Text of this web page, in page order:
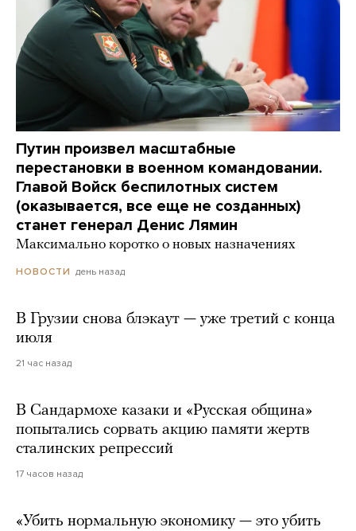
Путин произвел масштабные
перестановки в военном командовании.
Главой Войск беспилотных систем
(оказывается, все еще не созданных)
станет генерал Денис Лямин
Максимально коротко о новых назначениях
НОВОСТИ день назад
В Грузии снова блэкаут — уже третий с конца
июля
21 час назад
В Сандармохе казаки и «Русская община»
попытались сорвать акцию памяти жертв
сталинских репрессий
17 часов назад
«Убить нормальную экономику — это убить